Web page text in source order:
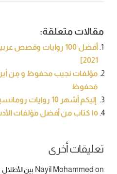
مقالات متعلقة:
أفضل 100 روايات وقصص
2021]
مؤلفات نجيب محفوظ و مِن أين
مَحفوظ
إليكم أشهر 10 روايات رومانسية كوميدية
١٥ كتاب من أفضل مؤلفات الأدب الساخر العربية
تعليقات أخرى
Nayil Mohammed on بين الأطلال